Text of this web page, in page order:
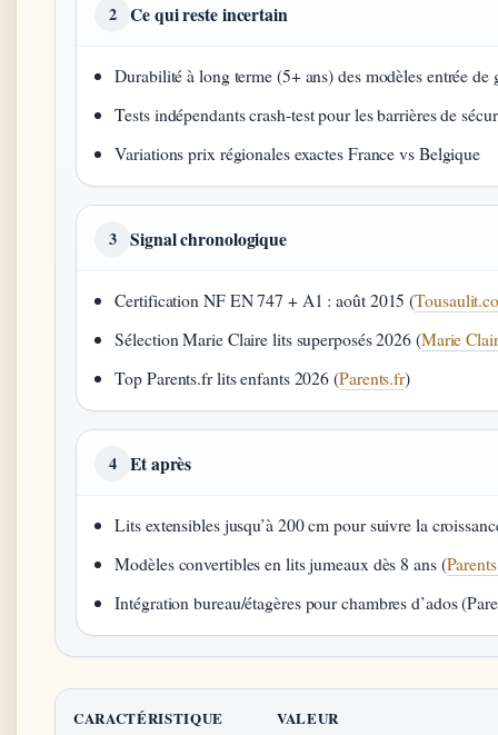
2 Ce qui reste incertain
Durabilité à long terme (5+ ans) des modèles entrée de
Tests indépendants crash-test pour les barrières de
Variations prix régionales exactes France vs Belgique
3 Signal chronologique
Certification NF EN 747 + A1 : août 2015 (
Sélection Marie Claire lits superposés 2026 (Marie
Top Parents.fr lits enfants 2026 (Parents.fr)
4 Et après
Lits extensibles jusqu’à 200 cm pour suivre la
Modèles convertibles en lits jumeaux dès 8 ans (
Intégration bureau/étagères pour chambres d’ados
CARACTÉRISTIQUE VALEUR